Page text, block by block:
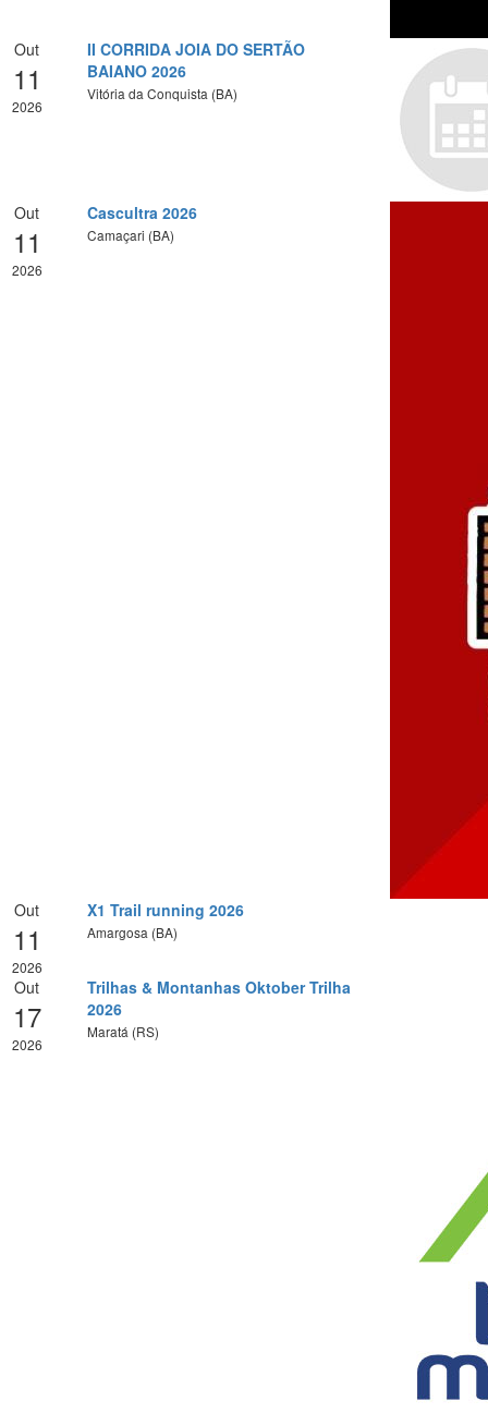
Out
11
2026
II CORRIDA JOIA DO SERTÃO
BAIANO 2026
Vitória da Conquista (BA)
Out
11
2026
Cascultra 2026
Camaçari (BA)
Out
11
2026
X1 Trail running 2026
Amargosa (BA)
Out
17
2026
Trilhas & Montanhas Oktober Trilha
2026
Maratá (RS)